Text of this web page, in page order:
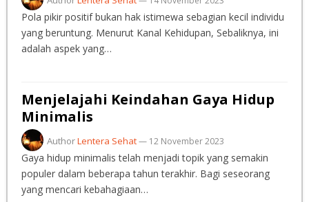
Pola pikir positif bukan hak istimewa sebagian kecil individu
yang beruntung. Menurut Kanal Kehidupan, Sebaliknya, ini
adalah aspek yang…
Menjelajahi Keindahan Gaya Hidup
Minimalis
AuthorLentera Sehat— 12 November 2023
Gaya hidup minimalis telah menjadi topik yang semakin
populer dalam beberapa tahun terakhir. Bagi seseorang
yang mencari kebahagiaan…